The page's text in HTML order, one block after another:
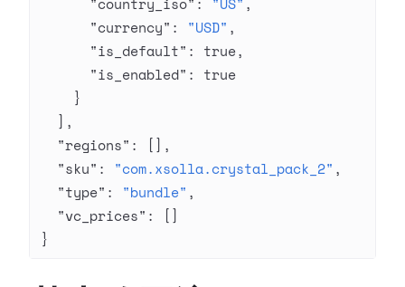
      "currency"
: "USD" ,
      "is_default"
: true,
      "is_enabled"
: true
    }
  ],
  "regions"
: [],
  "sku"
: "com.xsolla.crystal_pack_2" ,
  "type"
: "bundle" ,
  "vc_prices"
: []
}